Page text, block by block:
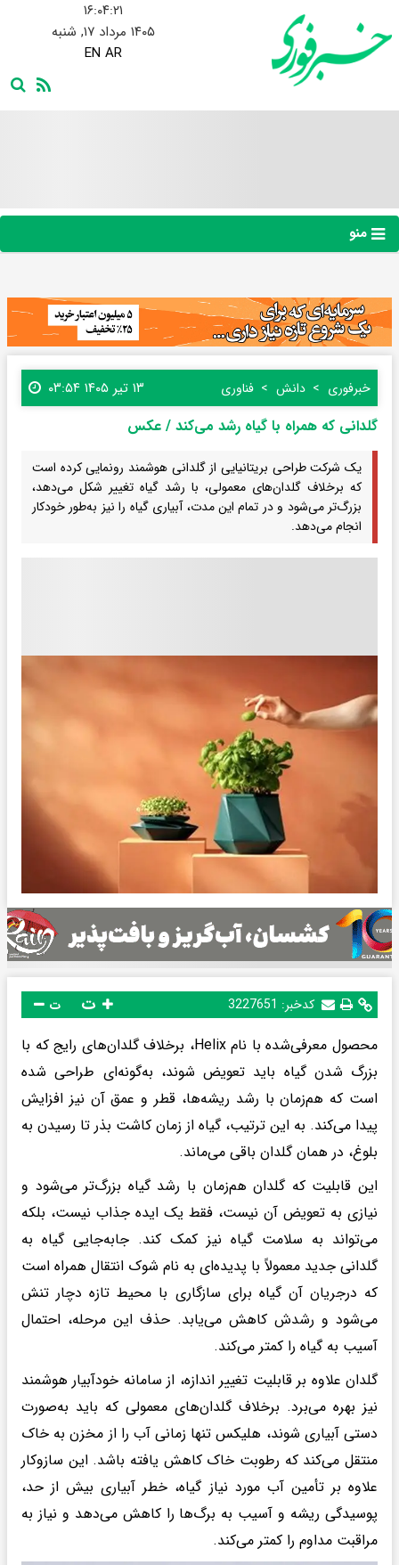
۱۶:۰۴:۲۲
۱۴۰۵ مرداد ۱۷, شنبه
EN AR
منو
خبرفوری دانش فناوری ۱۳ تیر ۱۴۰۵ ۰۳:۵۴
گلدانی که همراه با گیاه رشد می‌کند / عکس
یک شرکت طراحی بریتانیایی از گلدانی هوشمند رونمایی کرده است
که برخلاف گلدان‌های معمولی، با رشد گیاه تغییر شکل می‌دهد،
بزرگ‌تر می‌شود و در تمام این مدت، آبیاری گیاه را نیز به‌طور خودکار
انجام می‌دهد.
کدخبر: 3227651 ت
محصول معرفی‌شده با نام Helix، برخلاف گلدان‌های رایج که با
بزرگ شدن گیاه باید تعویض شوند، به‌گونه‌ای طراحی شده
است که هم‌زمان با رشد ریشه‌ها، قطر و عمق آن نیز افزایش
پیدا می‌کند. به این ترتیب، گیاه از زمان کاشت بذر تا رسیدن به
بلوغ، در همان گلدان باقی می‌ماند.
این قابلیت که گلدان هم‌زمان با رشد گیاه بزرگ‌تر می‌شود و
نیازی به تعویض آن نیست، فقط یک ایده جذاب نیست، بلکه
می‌تواند به سلامت گیاه نیز کمک کند. جابه‌جایی گیاه به
گلدانی جدید معمولاً با پدیده‌ای به نام شوک انتقال همراه است
که درجریان آن گیاه برای سازگاری با محیط تازه دچار تنش
می‌شود و رشدش کاهش می‌یابد. حذف این مرحله، احتمال
آسیب به گیاه را کمتر می‌کند.
گلدان علاوه بر قابلیت تغییر اندازه، از سامانه خودآبیار هوشمند
نیز بهره می‌برد. برخلاف گلدان‌های معمولی که باید به‌صورت
دستی آبیاری شوند، هلیکس تنها زمانی آب را از مخزن به خاک
منتقل می‌کند که رطوبت خاک کاهش یافته باشد. این سازوکار
علاوه بر تأمین آب مورد نیاز گیاه، خطر آبیاری بیش از حد،
پوسیدگی ریشه و آسیب به برگ‌ها را کاهش می‌دهد و نیاز به
مراقبت مداوم را کمتر می‌کند.